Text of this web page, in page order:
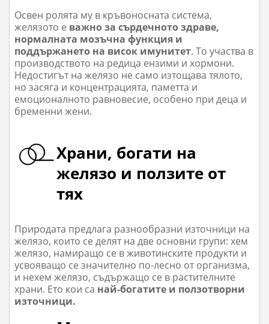
Освен ролята му в кръвоносната система,
желязото е важно за сърдечното здраве,
нормалната мозъчна функция и
поддържането на висок имунитет. То участва в
производството на редица ензими и хормони.
Недостигът на желязо не само изтощава тялото,
но засяга и концентрацията, паметта и
емоционалното равновесие, особено при деца и
бременни жени.
Храни, богати на
желязо и ползите от
тях
Природата предлага разнообразни източници на
желязо, които се делят на две основни групи: хем
желязо, намиращо се в животинските продукти и
усвояващо се значително по-лесно от организма,
и нехем желязо, съдържащо се в растителните
храни. Ето кои са най-богатите и ползотворни
източници.